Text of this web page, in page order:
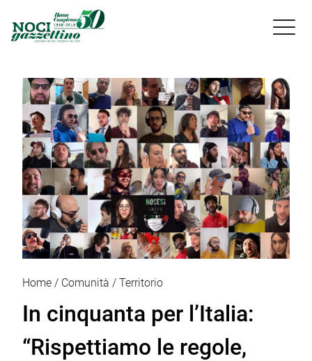

Home Comunità Territorio
In cinquanta per l’Italia:
“Rispettiamo le regole,